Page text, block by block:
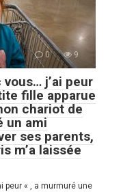
0 9
j’ai peur
fille apparue
chariot de
un ami
ses parents,
m’a laissée
peur « , a murmuré une